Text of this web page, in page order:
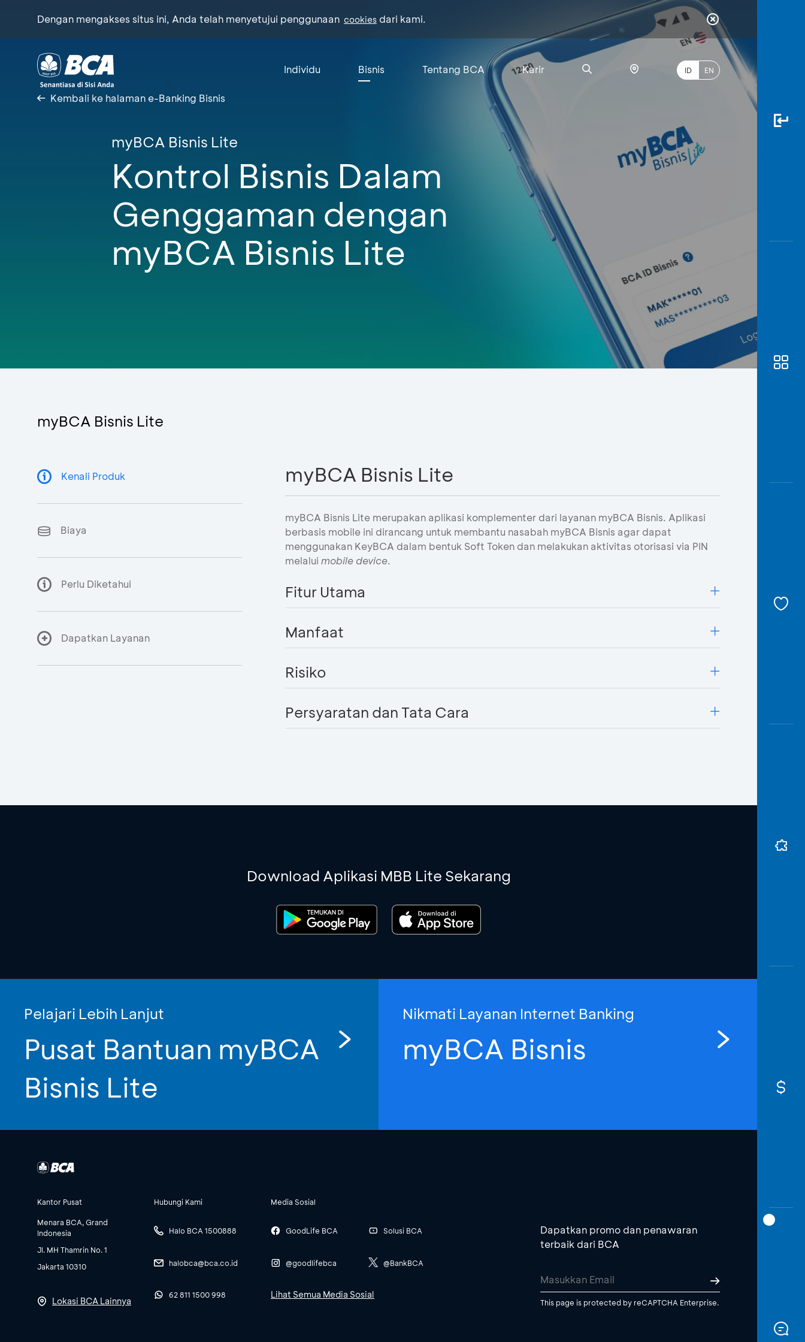
Dengan mengakses situs ini, Anda telah menyetujui penggunaan cookies dari kami.
Individu Bisnis Tentang BCA Karir ID EN
Kembali ke halaman e-Banking Bisnis
myBCA Bisnis Lite
Kontrol Bisnis Dalam
Genggaman dengan
myBCA Bisnis Lite
myBCA Bisnis Lite
Kenali Produk
Biaya
Perlu Diketahui
Dapatkan Layanan
myBCA Bisnis Lite
myBCA Bisnis Lite merupakan aplikasi komplementer dari layanan myBCA Bisnis. Aplikasi
berbasis mobile ini dirancang untuk membantu nasabah myBCA Bisnis agar dapat
menggunakan KeyBCA dalam bentuk Soft Token dan melakukan aktivitas otorisasi via PIN
melalui mobile device.
Fitur Utama
Manfaat
Risiko
Persyaratan dan Tata Cara
Download Aplikasi MBB Lite Sekarang
Pelajari Lebih Lanjut
Pusat Bantuan myBCA
Bisnis Lite
Nikmati Layanan Internet Banking
myBCA Bisnis
Kantor Pusat
Menara BCA, Grand
Indonesia
Jl. MH Thamrin No. 1
Jakarta 10310
Lokasi BCA Lainnya
Hubungi Kami
Halo BCA 1500888
halobca@bca.co.id
62 811 1500 998
Media Sosial
GoodLife BCA
@goodlifebca
Solusi BCA
@BankBCA
Lihat Semua Media Sosial
Dapatkan promo dan penawaran
terbaik dari BCA
This page is protected by reCAPTCHA Enterprise.